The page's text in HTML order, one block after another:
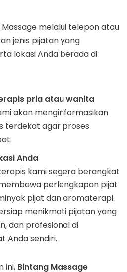
melalui telepon atau
jenis pijatan yang
lokasi Anda berada di
pria atau wanita
akan menginformasikan
terdekat agar proses
Anda
kami segera berangkat
perlengkapan pijat
pijat dan aromaterapi.
menikmati pijatan yang
dan profesional di
Anda sendiri.
ini, Bintang Massage